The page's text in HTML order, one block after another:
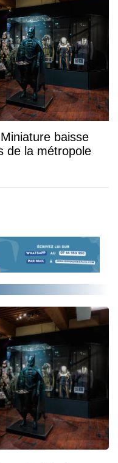
baisse
de la métropole